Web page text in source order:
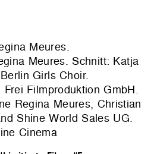
Meures.
Meures. Schnitt: Katja
Girls Choir.
Filmproduktion GmbH.
Regina Meures, Christian
Shine World Sales UG.
Cinema